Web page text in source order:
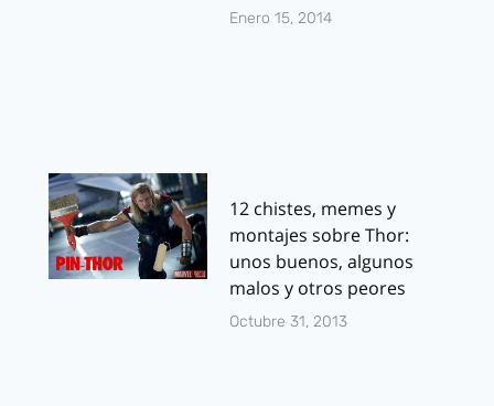
Enero 15, 2014
12 chistes, memes y
montajes sobre Thor:
unos buenos, algunos
malos y otros peores
Octubre 31, 2013